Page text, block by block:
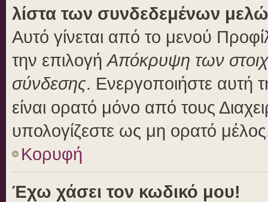
λίστα των συνδεδεμένων
Αυτό γίνεται από το μενού
την επιλογήΑπόκρυψη των
σύνδεσης. Ενεργοποιήστε αυτή
είναι ορατό μόνο από τους
υπολογίζεστε ως μη ορατό
Κορυφή
Έχω χάσει τον κωδικό μου!